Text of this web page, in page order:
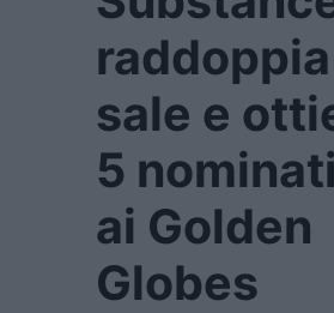
sale e
5
ai Golden
Globes